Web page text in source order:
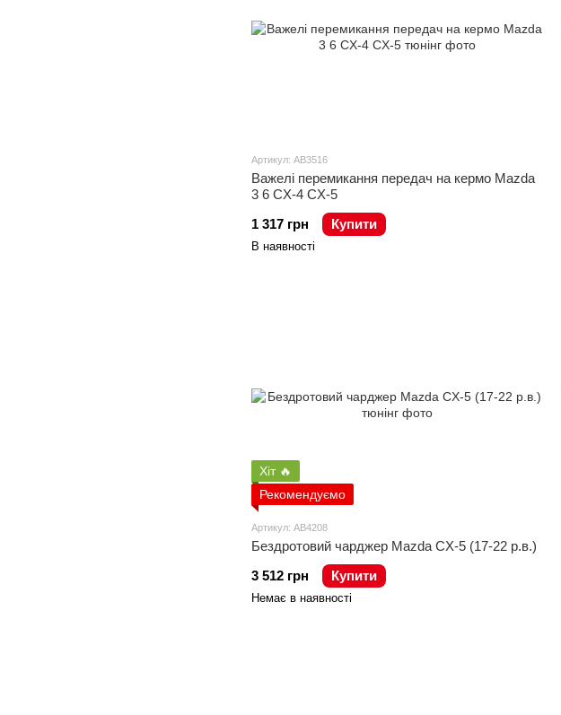
Артикул: AB3516
Важелі перемикання передач на кермо Mazda
3 6 CX-4 CX-5
1 317 грн
Купити
В наявності
Хіт 🔥
Рекомендуємо
Артикул: AB4208
Бездротовий чарджер Mazda CX-5 (17-22 р.в.)
3 512 грн
Купити
Немає в наявності